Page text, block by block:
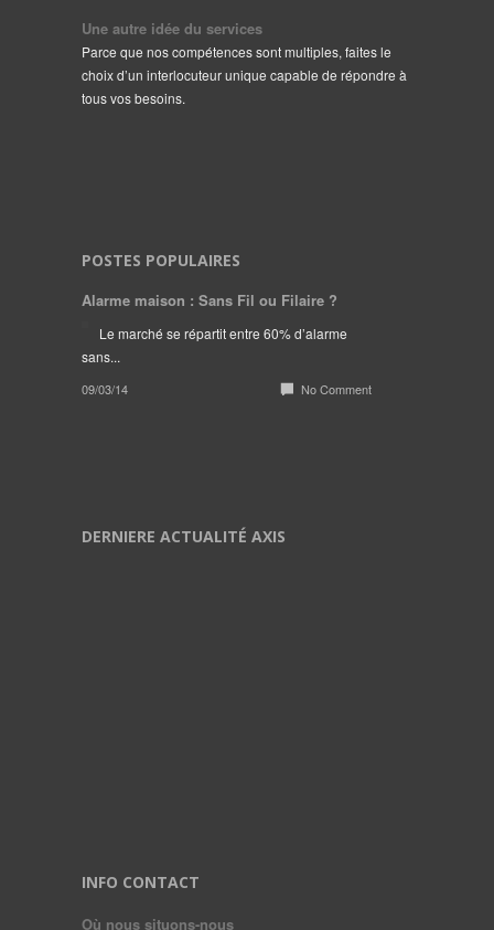
Une autre idée du services
Parce que nos compétences sont multiples, faites le
choix d’un interlocuteur unique capable de répondre à
tous vos besoins.
POSTES POPULAIRES
Alarme maison : Sans Fil ou Filaire ?
Le marché se répartit entre 60% d’alarme
sans...
09/03/14 No Comment
DERNIERE ACTUALITÉ AXIS
INFO CONTACT
Où nous situons-nous